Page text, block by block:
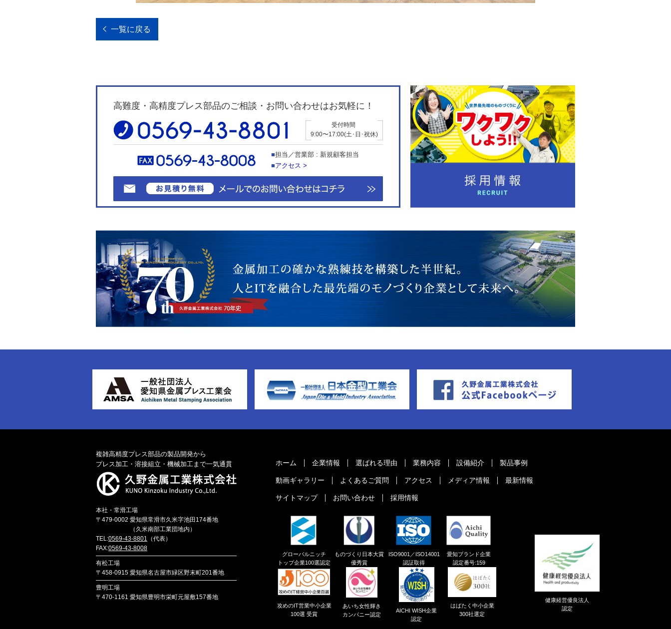
一覧に戻る
高難度・高精度プレス部品のご相談・お問い合わせはお気軽に！
受付時間
9:00〜17:00(土･日･祝休)
担当／営業部 : 新規顧客担当
アクセス >
複雑高精度プレス部品の製品開発から
プレス加工・溶接組立・機械加工まで一気通貫
本社・常滑工場
〒479-0002 愛知県常滑市久米字池田174番地
（久米南部工業団地内）
TEL:0569-43-8801 （代表）
FAX:0569-43-8008
有松工場
〒458-0915 愛知県名古屋市緑区野末町201番地
豊明工場
〒470-1161 愛知県豊明市栄町元屋敷157番地
ホーム 企業情報 選ばれる理由 業務内容 設備紹介 製品事例
動画ギャラリー よくあるご質問 アクセス メディア情報 最新情報
サイトマップ お問い合わせ 採用情報
グローバルニッチ
トップ企業100選認定
ものづくり日本大賞
優秀賞
ISO9001／ISO14001
認証取得
愛知ブランド企業
認定番号:159
攻めのIT営業中小企業
100選 受賞
あいち女性輝き
カンパニー認定
AICHI WISH企業
認定
はばたく中小企業
300社選定
健康経営優良法人
認定